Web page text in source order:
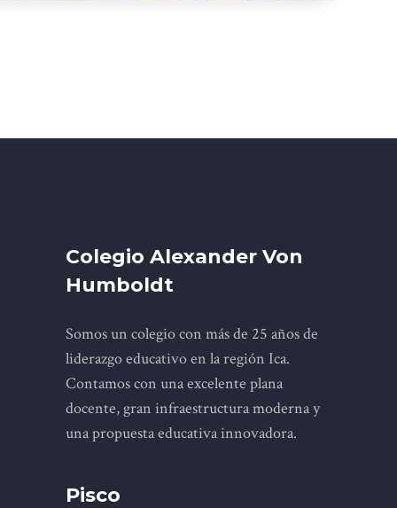
Colegio Alexander Von
Humboldt
Somos un colegio con más de 25 años de
liderazgo educativo en la región Ica.
Contamos con una excelente plana
docente, gran infraestructura moderna y
una propuesta educativa innovadora.
Pisco